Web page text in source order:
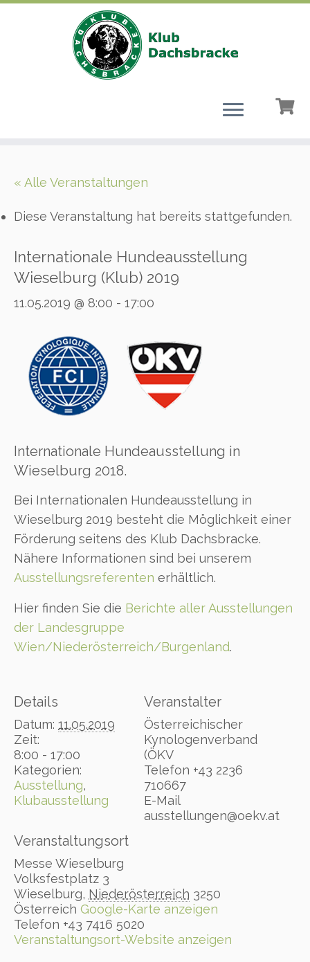
« Alle Veranstaltungen
Diese Veranstaltung hat bereits stattgefunden.
Internationale Hundeausstellung
Wieselburg (Klub) 2019
11.05.2019 @ 8:00 - 17:00
Internationale Hundeausstellung in
Wieselburg 2018.
Bei Internationalen Hundeausstellung in
Wieselburg 2019 besteht die Möglichkeit einer
Förderung seitens des Klub Dachsbracke.
Nähere Informationen sind bei unserem
Ausstellungsreferenten erhältlich.
Hier finden Sie die Berichte aller Ausstellungen
der Landesgruppe
Wien/Niederösterreich/Burgenland.
Details
Datum: 11.05.2019
Zeit:
8:00 - 17:00
Kategorien:
Ausstellung,
Klubausstellung
Veranstaltungsort
Messe Wieselburg
Volksfestplatz 3
Wieselburg, Niederösterreich 3250
Österreich Google-Karte anzeigen
Telefon +43 7416 5020
Veranstaltungsort-Website anzeigen
Veranstalter
Österreichischer
Kynologenverband
(ÖKV
Telefon +43 2236
710667
E-Mail
ausstellungen@oekv.at